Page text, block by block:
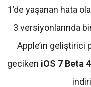
1’de yaşanan hata
3 versiyonlarında
Apple’ın geliştirici
geciken iOS 7 Beta 4